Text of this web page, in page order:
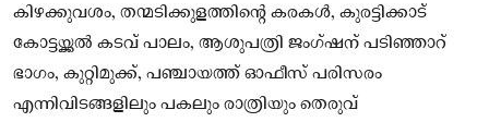
കിഴക്കുവശം, തന്മടിക്കുളത്തിന്റെ കരകള്‍, കുരട്ടിക്കാട്
കോട്ടയ്ക്കല്‍ കടവ് പാലം, ആശുപത്രി ജംഗ്ഷന് പടിഞ്ഞാറ്
ഭാഗം, കുറ്റിമുക്ക്, പഞ്ചായത്ത് ഓഫീസ് പരിസരം
എന്നിവിടങ്ങളിലും പകലും രാത്രിയും തെരുവ്